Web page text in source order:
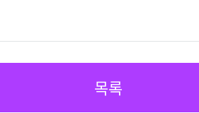
목록